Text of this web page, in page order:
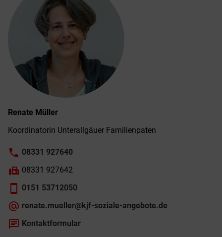
Renate Müller
Koordinatorin Unter­allgäuer Familien­paten
phone 08331 927640
fax 08331 927642
smartphone 0151 53712050
alternate_email renate.mueller@kjf-soziale-angebote.de
chat Kontaktformular